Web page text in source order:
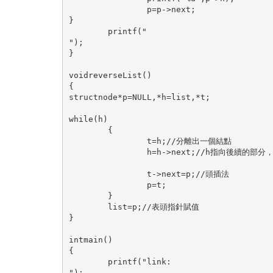
		p=p->next;
}
");
}
voidreverseList()
{
structnode*p=NULL,*h=list,*t;
while(h)
	{
		t=h;//分離出一個結點
h=h->next;//h指向後續的部分
		t->next=p;//頭插法
		p=t;
	}
	list=p;//表頭指針賦值
}
intmain()
{